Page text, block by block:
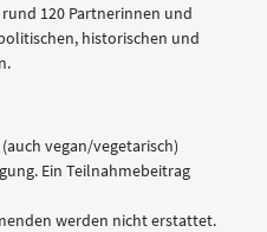
120 Partnerinnen und
historischen und
vegan/vegetarisch)
Ein Teilnahmebeitrag
werden nicht erstattet.